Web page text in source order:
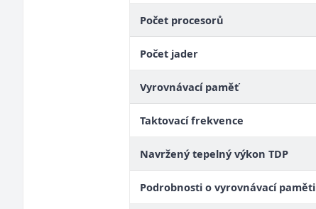
Počet procesorů
Počet jader
Vyrovnávací paměť
Taktovací frekvence
Navržený tepelný výkon TDP
Podrobnosti o vyrovnávací paměti